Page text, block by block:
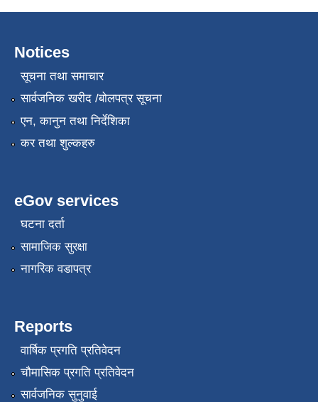
Notices
सूचना तथा समाचार
सार्वजनिक खरीद /बोलपत्र सूचना
एन, कानुन तथा निर्देशिका
कर तथा शुल्कहरु
eGov services
घटना दर्ता
सामाजिक सुरक्षा
नागरिक वडापत्र
Reports
वार्षिक प्रगति प्रतिवेदन
चौमासिक प्रगति प्रतिवेदन
सार्वजनिक सुनुवाई